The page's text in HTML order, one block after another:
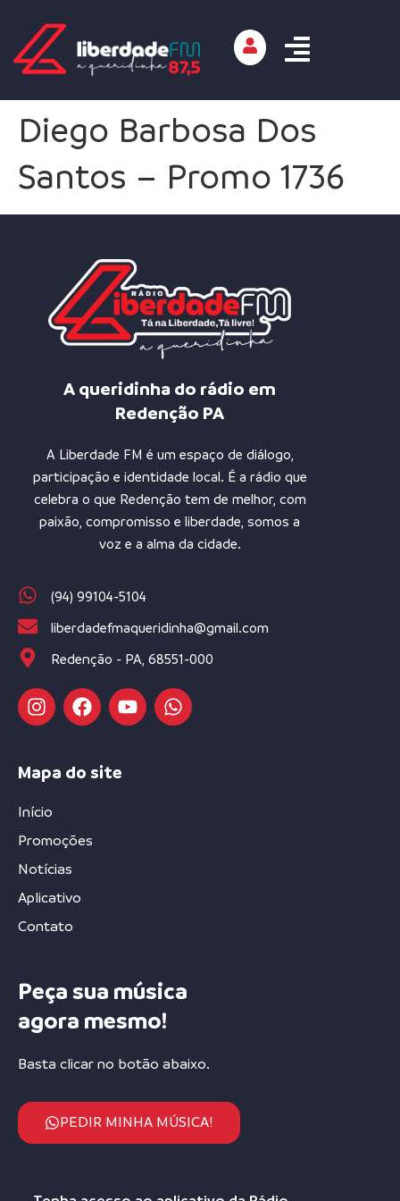
Diego Barbosa Dos
Santos – Promo 1736
A queridinha do rádio em
Redenção PA
A Liberdade FM é um espaço de diálogo,
participação e identidade local. É a rádio que
celebra o que Redenção tem de melhor, com
paixão, compromisso e liberdade, somos a
voz e a alma da cidade.
(94) 99104-5104
liberdadefmaqueridinha@gmail.com
Redenção - PA, 68551-000
Mapa do site
Início
Promoções
Notícias
Aplicativo
Contato
Peça sua música
agora mesmo!
Basta clicar no botão abaixo.
PEDIR MINHA MÚSICA!